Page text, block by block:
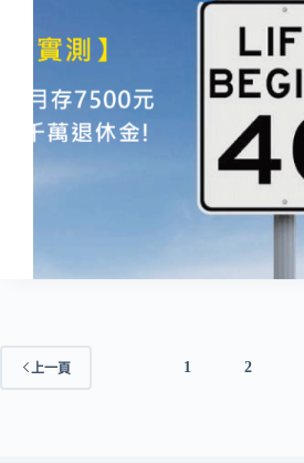
上一頁 1 2